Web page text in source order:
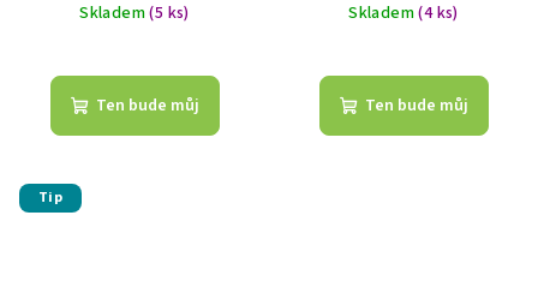
Skladem(5 ks)
Ten bude můj
Skladem(4 ks)
Ten bude můj
Tip